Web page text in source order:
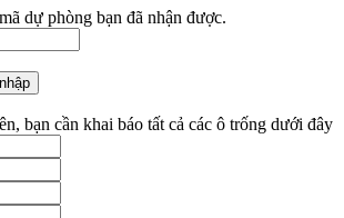
dự phòng bạn đã nhận được.
bạn cần khai báo tất cả các ô trống dưới đây